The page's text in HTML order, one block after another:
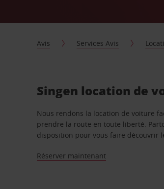
Avis Services Avis
Singen location de
Nous rendons la location de voiture
prendre la route en toute liberté.
disposition pour vous faire découvrir
Réserver maintenant